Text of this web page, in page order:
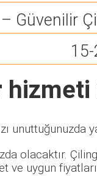
– Güvenilir
unuttuğunuzda
olacaktır.
ve uygun